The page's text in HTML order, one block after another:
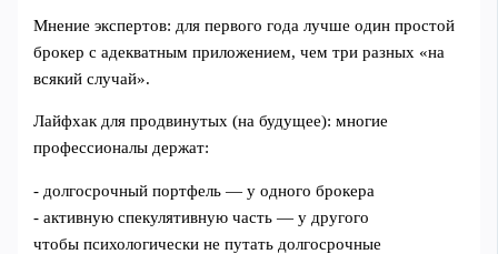
Мнение экспертов: для первого года лучше один простой
брокер с адекватным приложением, чем три разных «на
всякий случай».
Лайфхак для продвинутых (на будущее): многие
профессионалы держат:
- долгосрочный портфель — у одного брокера
- активную спекулятивную часть — у другого
чтобы психологически не путать долгосрочные